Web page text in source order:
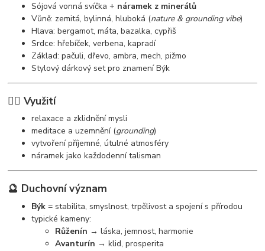
Sójová vonná svíčka + náramek z minerálů
Vůně: zemitá, bylinná, hluboká (nature & grounding vibe)
Hlava: bergamot, máta, bazalka, cypřiš
Srdce: hřebíček, verbena, kapradí
Základ: pačuli, dřevo, ambra, mech, pižmo
Stylový dárkový set pro znamení Býk
🧘‍♀️ Využití
relaxace a zklidnění mysli
meditace a uzemnění (grounding)
vytvoření příjemné, útulné atmosféry
náramek jako každodenní talisman
🔮 Duchovní význam
Býk = stabilita, smyslnost, trpělivost a spojení s přírodou
typické kameny:
Růženín → láska, jemnost, harmonie
Avanturín → klid, prosperita